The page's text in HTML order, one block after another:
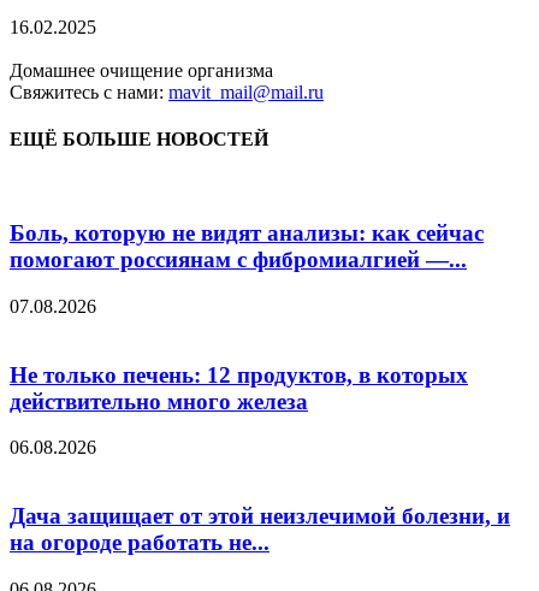
16.02.2025
Домашнее очищение организма
Свяжитесь с нами: mavit_mail@mail.ru
ЕЩЁ БОЛЬШЕ НОВОСТЕЙ
Боль, которую не видят анализы: как сейчас
помогают россиянам с фибромиалгией —...
07.08.2026
Не только печень: 12 продуктов, в которых
действительно много железа
06.08.2026
Дача защищает от этой неизлечимой болезни, и
на огороде работать не...